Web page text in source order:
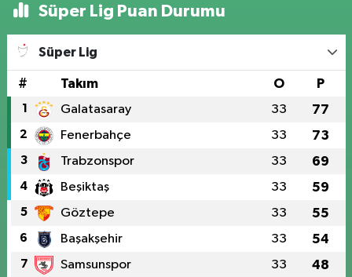
Süper Lig Puan Durumu
Süper Lig
# Takım O P
1 Galatasaray 33 77
2 Fenerbahçe 33 73
3 Trabzonspor 33 69
4 Beşiktaş 33 59
5 Göztepe 33 55
6 Başakşehir 33 54
7 Samsunspor 33 48